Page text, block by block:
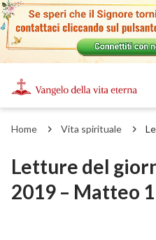
Home Vita spirituale
Letture del
2019 – Matteo